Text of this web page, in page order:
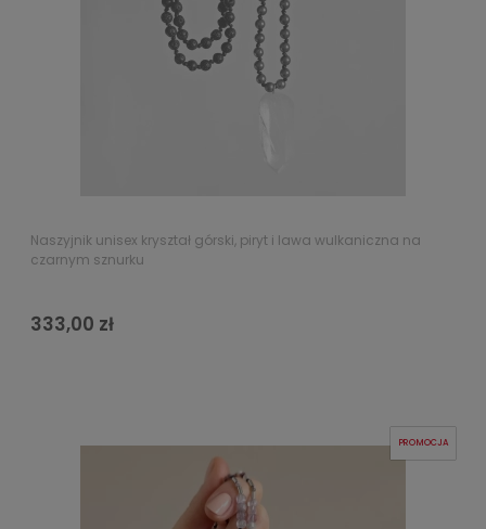
Naszyjnik unisex kryształ górski, piryt i lawa wulkaniczna na
czarnym sznurku
333,00 zł
PROMOCJA